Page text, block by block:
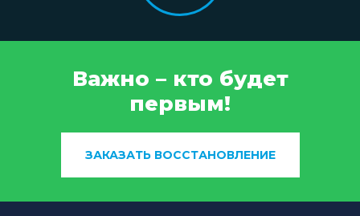
Важно – кто будет
первым!
ЗАКАЗАТЬ ВОССТАНОВЛЕНИЕ